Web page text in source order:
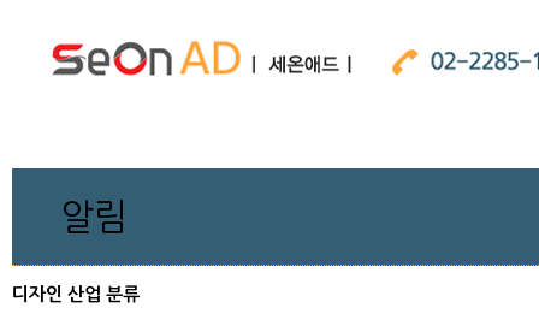
알림
디자인 산업 분류